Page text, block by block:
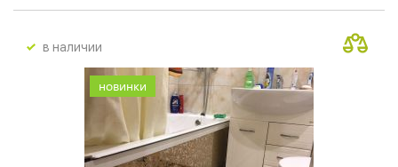
в наличии
новинки